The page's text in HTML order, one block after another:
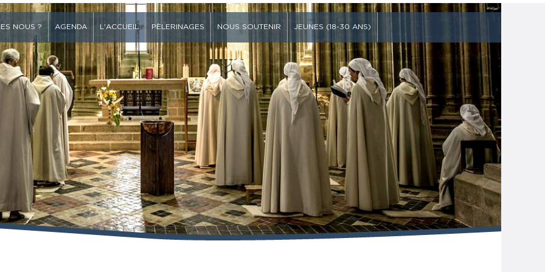
NOUS ?
AGENDA L'ACCUEIL PÈLERINAGES NOUS SOUTENIR JEUNES (18-30 ANS)